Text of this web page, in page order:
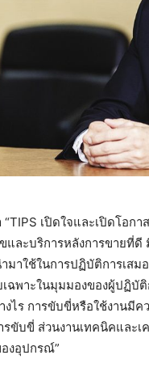
“TIPS เปิดใจและเปิดโอ
ละบริการหลังการขายที่ดี
าใช้ในการปฏิบัติการเสม
ฉพาะในมุมมองของผู้ปฏิบั
งไร การขับขี่หรือใช้งานมี
รขับขี่ ส่วนงานเทคนิคและ
งอุปกรณ์”